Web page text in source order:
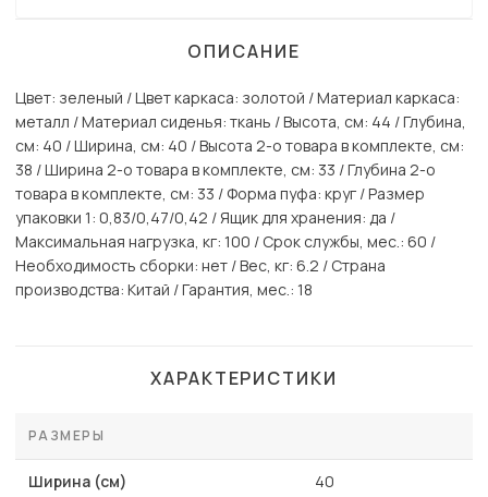
ОПИСАНИЕ
Цвет: зеленый / Цвет каркаса: золотой / Материал каркаса:
металл / Материал сиденья: ткань / Высота, см: 44 / Глубина,
см: 40 / Ширина, см: 40 / Высота 2-о товара в комплекте, см:
38 / Ширина 2-о товара в комплекте, см: 33 / Глубина 2-о
товара в комплекте, см: 33 / Форма пуфа: круг / Размер
упаковки 1: 0,83/0,47/0,42 / Ящик для хранения: да /
Максимальная нагрузка, кг: 100 / Срок службы, мес.: 60 /
Необходимость сборки: нет / Вес, кг: 6.2 / Страна
производства: Китай / Гарантия, мес.: 18
ХАРАКТЕРИСТИКИ
РАЗМЕРЫ
Ширина (см) 40